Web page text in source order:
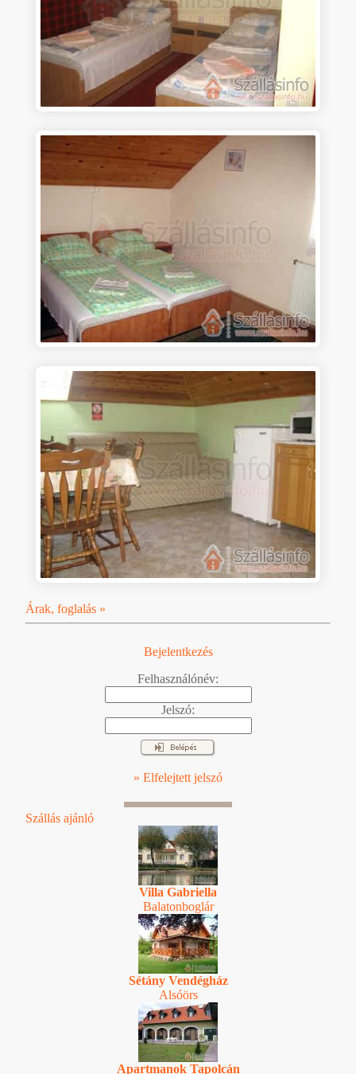
Árak, foglalás »
Bejelentkezés
Felhasználónév:
Jelszó:
» Elfelejtett jelszó
Szállás ajánló
Villa Gabriella
Balatonboglár
Sétány Vendégház
Alsóörs
Apartmanok Tapolcán